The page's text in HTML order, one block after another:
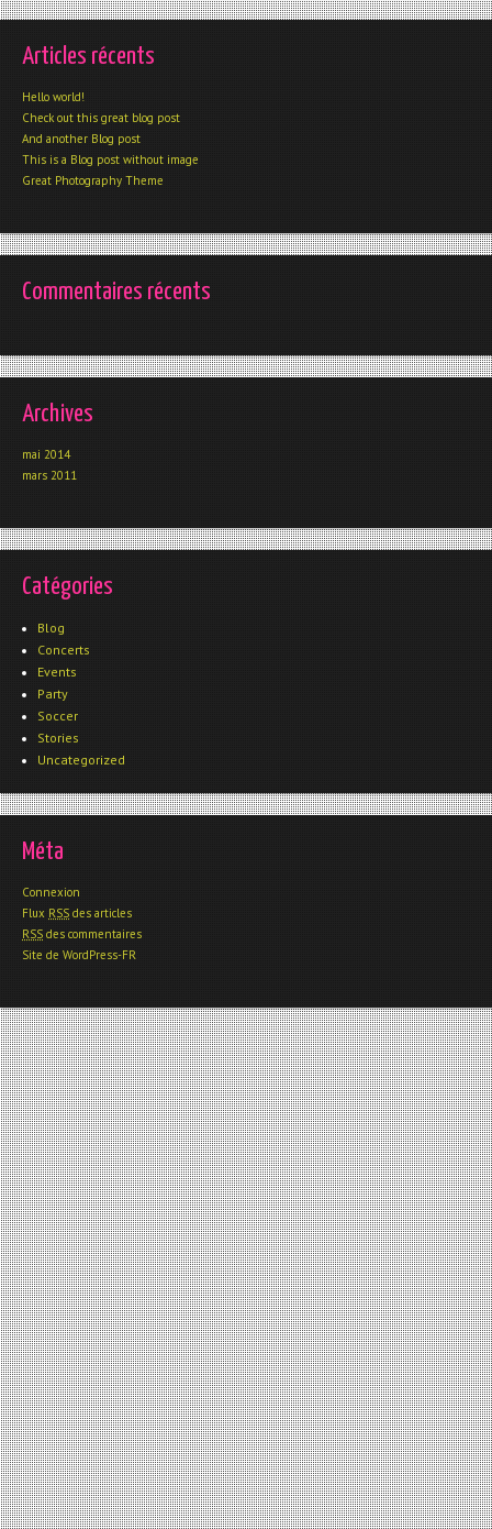
Articles récents
Hello world!
Check out this great blog post
And another Blog post
This is a Blog post without image
Great Photography Theme
Commentaires récents
Archives
mai 2014
mars 2011
Catégories
Blog
Concerts
Events
Party
Soccer
Stories
Uncategorized
Méta
Connexion
Flux RSS des articles
RSS des commentaires
Site de WordPress-FR